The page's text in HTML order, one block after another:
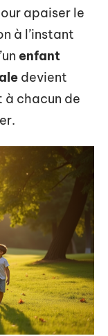
apaiser le
à l’instant
enfant
devient
à chacun de